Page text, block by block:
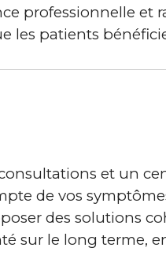
professionnelle et
les patients
et un
de vos
des solutions
sur le long terme,